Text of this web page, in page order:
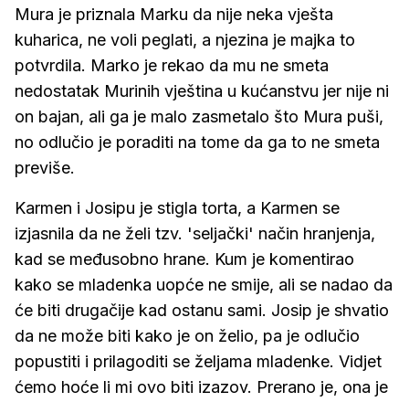
Mura je priznala Marku da nije neka vješta
kuharica, ne voli peglati, a njezina je majka to
potvrdila. Marko je rekao da mu ne smeta
nedostatak Murinih vještina u kućanstvu jer nije ni
on bajan, ali ga je malo zasmetalo što Mura puši,
no odlučio je poraditi na tome da ga to ne smeta
previše.
Karmen i Josipu je stigla torta, a Karmen se
izjasnila da ne želi tzv. 'seljački' način hranjenja,
kad se međusobno hrane. Kum je komentirao
kako se mladenka uopće ne smije, ali se nadao da
će biti drugačije kad ostanu sami. Josip je shvatio
da ne može biti kako je on želio, pa je odlučio
popustiti i prilagoditi se željama mladenke. Vidjet
ćemo hoće li mi ovo biti izazov. Prerano je, ona je